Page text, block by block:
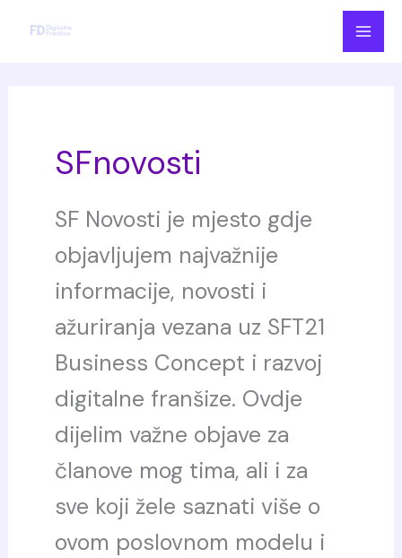
SFnovosti
SF Novosti je mjesto gdje
objavljujem najvažnije
informacije, novosti i
ažuriranja vezana uz SFT21
Business Concept i razvoj
digitalne franšize. Ovdje
dijelim važne objave za
članove mog tima, ali i za
sve koji žele saznati više o
ovom poslovnom modelu i